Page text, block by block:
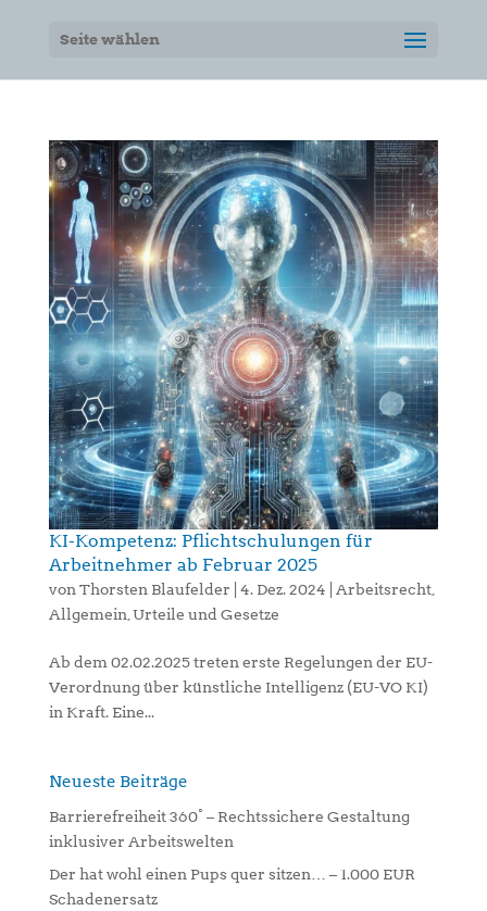
Seite wählen
KI-Kompetenz: Pflichtschulungen für
Arbeitnehmer ab Februar 2025
vonThorsten Blaufelder 4. Dez. 2024 Arbeitsrecht,
Allgemein,Urteile und Gesetze
Ab dem 02.02.2025 treten erste Regelungen der EU-
Verordnung über künstliche Intelligenz (EU-VO KI)
in Kraft. Eine...
Neueste Beiträge
Barrierefreiheit 360° – Rechtssichere Gestaltung
inklusiver Arbeitswelten
Der hat wohl einen Pups quer sitzen… – 1.000 EUR
Schadenersatz